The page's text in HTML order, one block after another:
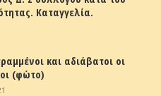
Καταγγελία.
και αδιάβατοι οι
(φώτο)